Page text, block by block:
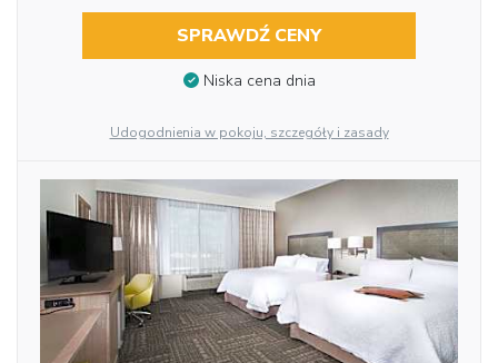
SPRAWDŹ CENY
Niska cena dnia
Udogodnienia w pokoju, szczegóły i zasady